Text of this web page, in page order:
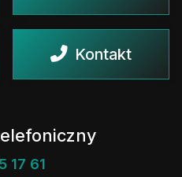
Kontakt
17 61